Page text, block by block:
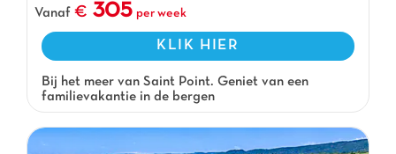
Vanaf
305 per week
KLIK HIER
Bij het meer van Saint Point. Geniet van een
familievakantie in de bergen